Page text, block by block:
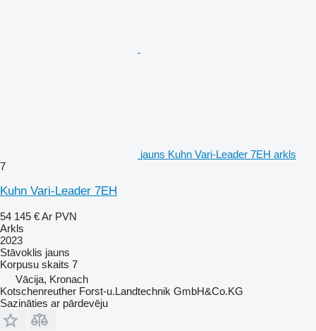
jauns Kuhn Vari-Leader 7EH arkls
7
Kuhn Vari-Leader 7EH
54 145 €Ar PVN
Arkls
2023
Stāvoklis jauns
Korpusu skaits 7
Vācija, Kronach
Kotschenreuther Forst-u.Landtechnik GmbH&Co.KG
Sazināties ar pārdevēju